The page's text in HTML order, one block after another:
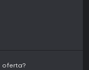
oferta?